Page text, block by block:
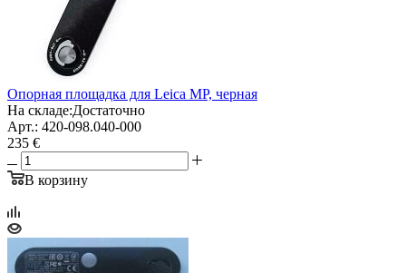
Опорная площадка для Leica MP, черная
На складе:Достаточно
Арт.: 420-098.040-000
235 €
В корзину